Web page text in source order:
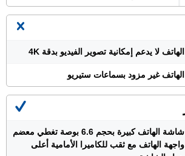
الهاتف لا يدعم إمكانية تصوير الفيديو بدقة 4K
الهاتف غير مزود بسماعات ستيريو
شاشة الهاتف كبيرة بحجم 6.6 بوصة تغطي معضم
واجهة الهاتف مع ثقب للكاميرا الأمامية أعلى